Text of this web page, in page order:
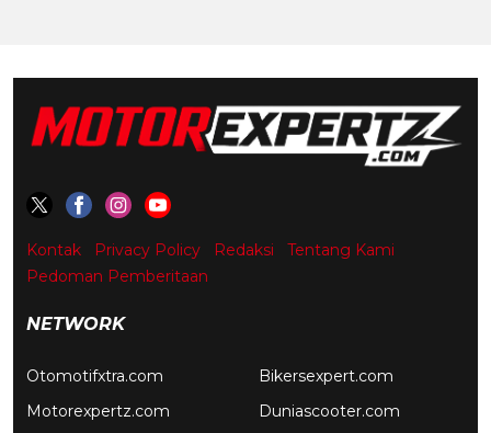
Kontak Privacy Policy Redaksi
Tentang Kami
Pedoman Pemberitaan
NETWORK
Otomotifxtra.com
Motorexpertz.com
Bikersexpert.com
Duniascooter.com